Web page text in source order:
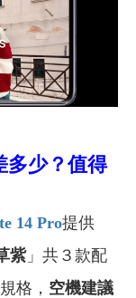
多少？值得
14 Pro提供
紫」共３款配
格， 空機建議